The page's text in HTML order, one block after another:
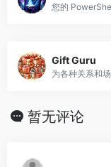
Gift Guru
暂无评论